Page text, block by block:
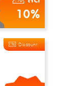
10%
Discount